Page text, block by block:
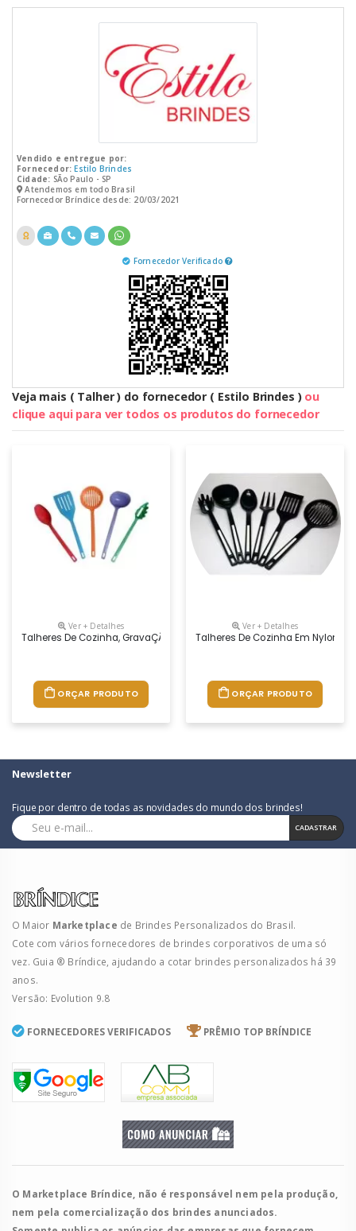
Vendido e entregue por:
Fornecedor: Estilo Brindes
Cidade: SÃo Paulo - SP
Atendemos em todo Brasil
Fornecedor Bríndice desde: 20/03/2021
Fornecedor Verificado
Veja mais ( Talher ) do fornecedor ( Estilo Brindes ) ou
clique aqui para ver todos os produtos do fornecedor
Ver + Detalhes
Talheres De Cozinha, GravaÇÃo Em Tinta
ORÇAR PRODUTO
Ver + Detalhes
Talheres De Cozinha Em Nylon
ORÇAR PRODUTO
Newsletter
Fique por dentro de todas as novidades do mundo dos brindes!
CADASTRAR
O Maior Marketplace de Brindes Personalizados do Brasil.
Cote com vários fornecedores de brindes corporativos de uma só
vez. Guia ® Bríndice, ajudando a cotar brindes personalizados há 39
anos.
Versão: Evolution 9.8
FORNECEDORES VERIFICADOS PRÊMIO TOP BRÍNDICE
O Marketplace Bríndice, não é responsável nem pela produção,
nem pela comercialização dos brindes anunciados.